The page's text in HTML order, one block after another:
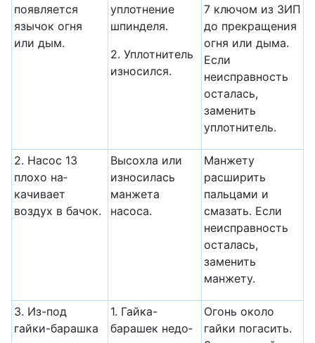
появляет­ся
язычок огня
или дым.
уплотне­ние
шпинделя.
2. Уплотнитель
износился.
7 ключом из ЗИП
до прекра­щения
огня или дыма.
Если
неисправность
оста­лась,
заменить
уплотнитель.
2. Насос 13
плохо на­
качивает
воздух в ба­чок.
Высохла или
износилась
манжета
насоса.
Манжету
расширить
пальцами и
смазать. Если
неисправность
осталась,
заменить
манжету.
3. Из-под
гайки-бараш­ка
1. Гайка-
барашек недо­
Огонь около
гайки погасить.